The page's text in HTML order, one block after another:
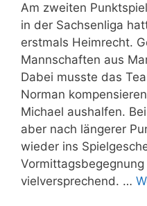
Am zweiten
in der Sachsenliga
erstmals Heimrecht.
Mannschaften aus
Dabei musste das
Norman
Michael aushalfen.
aber nach längerer
wieder ins
vielversprechend. …